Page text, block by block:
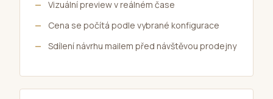
Vizuální preview v reálném čase
Cena se počítá podle vybrané konfigurace
Sdílení návrhu mailem před návštěvou prodejny